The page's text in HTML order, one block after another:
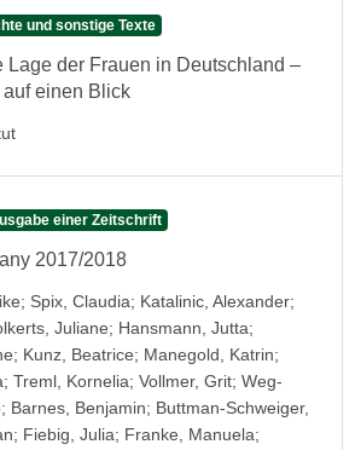
und sonstige Texte
Lage der Frauen in Deutschland –
einen Blick
einer Zeitschrift
2017/2018
; Spix, Claudia; Katalinic, Alexander;
Juliane; Hansmann, Jutta;
; Kunz, Beatrice; Manegold, Katrin;
; Treml, Kornelia; Vollmer, Grit; Weg-
; Barnes, Benjamin; Buttman-Schweiger,
; Fiebig, Julia; Franke, Manuela;